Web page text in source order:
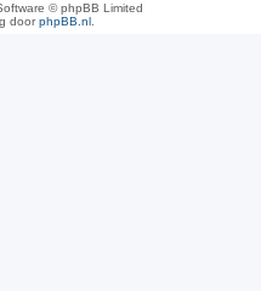
© phpBB Limited
doorphpBB.nl